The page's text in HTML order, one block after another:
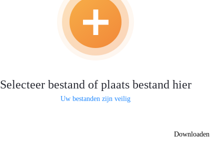
Selecteer bestand of plaats bestand hier
Uw bestanden zijn veilig
Downloaden